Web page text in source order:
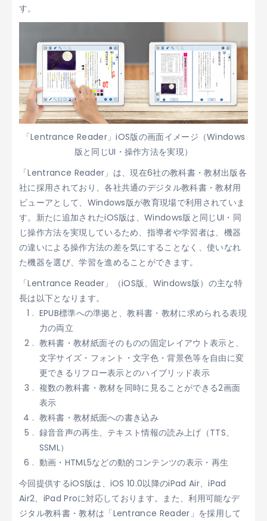
す。
「Lentrance Reader」iOS版の画面イメージ（Windows
版と同じUI・操作方法を実現）
「Lentrance Reader」は、現在6社の教科書・教材出版各
社に採用されており、各社共通のデジタル教科書・教材用
ビューアとして、Windows版が教育現場で利用されていま
す。新たに追加されたiOS版は、Windows版と同じUI・同
じ操作方法を実現しているため、指導者や学習者は、機器
の違いによる操作方法の差を気にすることなく、使いなれ
た機器を選び、学習を進めることができます。
「Lentrance Reader」（iOS版、Windows版）の主な特
長は以下となります。
EPUB標準への準拠と、教科書・教材に求められる表現
力の両立
教科書・教材紙面そのものの固定レイアウト表示と、
文字サイズ・フォント・文字色・背景色等を自由に変
更できるリフロー表示とのハイブリッド表示
複数の教科書・教材を同時に見ることができる2画面
表示
教科書・教材紙面への書き込み
録音音声の再生、テキスト情報の読み上げ（TTS、
SSML）
動画・HTML5などの動的コンテンツの表示・再生
今回提供するiOS版は、iOS 10.0以降のiPad Air、iPad
Air2、iPad Proに対応しております。また、利用可能なデ
ジタル教科書・教材は「Lentrance Reader」を採用して